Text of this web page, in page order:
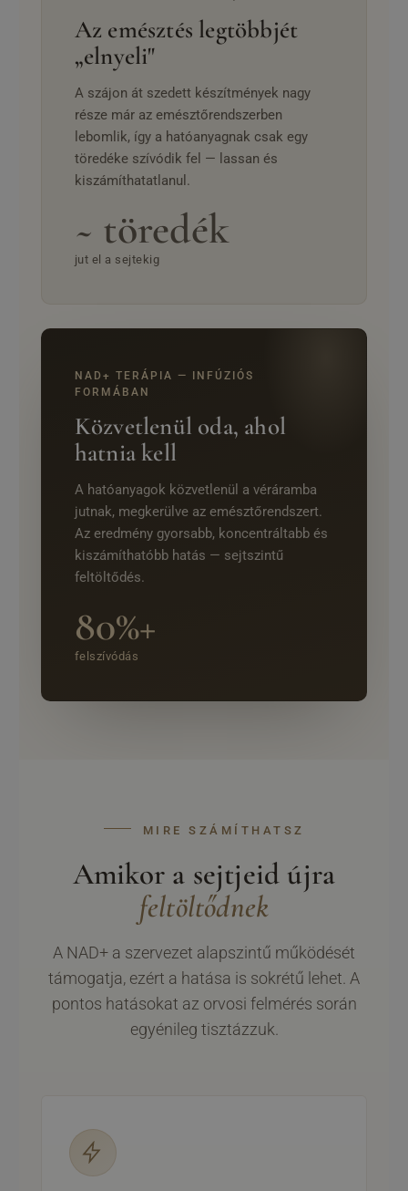
Az emésztés legtöbbjét
„elnyeli"
A szájon át szedett készítmények nagy
része már az emésztőrendszerben
lebomlik, így a hatóanyagnak csak egy
töredéke szívódik fel — lassan és
kiszámíthatatlanul.
~ töredék
jut el a sejtekig
NAD+ TERÁPIA — INFÚZIÓS
FORMÁBAN
Közvetlenül oda, ahol
hatnia kell
A hatóanyagok közvetlenül a véráramba
jutnak, megkerülve az emésztőrendszert.
Az eredmény gyorsabb, koncentráltabb és
kiszámíthatóbb hatás — sejtszintű
feltöltődés.
80%+
felszívódás
MIRE SZÁMÍTHATSZ
Amikor a sejtjeid újra
feltöltődnek
A NAD+ a szervezet alapszintű működését
támogatja, ezért a hatása is sokrétű lehet. A
pontos hatásokat az orvosi felmérés során
egyénileg tisztázzuk.